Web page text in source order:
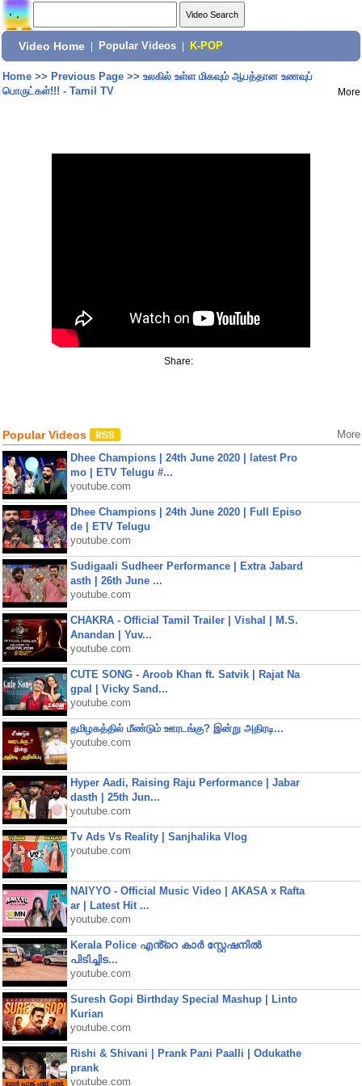
Video Home Popular Videos K-POP
Home>> Previous Page>> உலகில் உள்ள மிகவும் ஆபத்தான உணவுப்
பொருட்கள்!!! - Tamil TV
More
Share:
Popular Videos More
Dhee Champions | 24th June 2020 | latest Pro
mo | ETV Telugu #...
youtube.com
Dhee Champions | 24th June 2020 | Full Episo
de | ETV Telugu
youtube.com
Sudigaali Sudheer Performance | Extra Jabard
asth | 26th June ...
youtube.com
CHAKRA - Official Tamil Trailer | Vishal | M.S.
Anandan | Yuv...
youtube.com
CUTE SONG - Aroob Khan ft. Satvik | Rajat Na
gpal | Vicky Sand...
youtube.com
தமிழகத்தில் மீண்டும் ஊரடங்கு? இன்று அதிரடி...
youtube.com
Hyper Aadi, Raising Raju Performance | Jabar
dasth | 25th Jun...
youtube.com
Tv Ads Vs Reality | Sanjhalika Vlog
youtube.com
NAIYYO - Official Music Video | AKASA x Rafta
ar | Latest Hit ...
youtube.com
Kerala Police എൻ്റെ കാർ സ്റ്റേഷനിൽ
പിടിച്ചിട...
youtube.com
Suresh Gopi Birthday Special Mashup | Linto
Kurian
youtube.com
Rishi & Shivani | Prank Pani Paalli | Odukathe
prank
youtube.com